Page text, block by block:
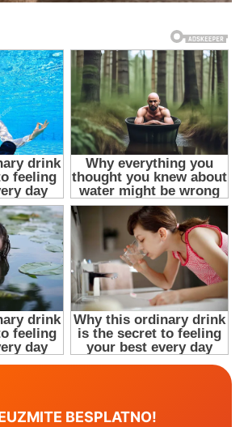
BESPLATNO!